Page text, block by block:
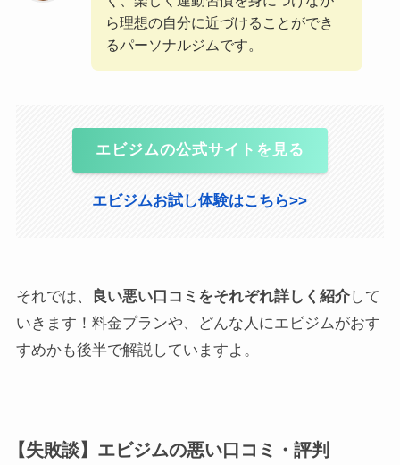
ら理想の自分に近づけることができ
るパーソナルジムです。
エビジムの公式サイトを見る
エビジムお試し体験はこちら>>
それでは、 良い悪い口コミをそれぞれ詳しく紹介して
いきます！料金プランや、どんな人にエビジムがおす
すめかも後半で解説していますよ。
【失敗談】エビジムの悪い口コミ・評判